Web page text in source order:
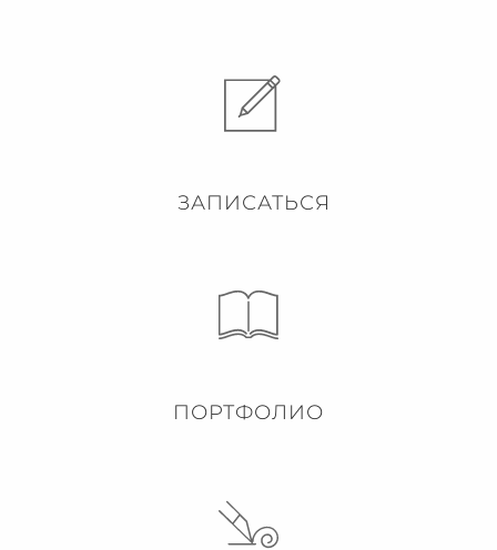
ЗАПИСАТЬСЯ
ПОРТФОЛИО